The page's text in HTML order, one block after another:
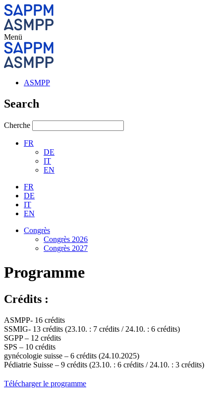
Menü
ASMPP
Search
Cherche
FR
DE
IT
EN
FR
DE
IT
EN
Congrès
Congrès 2026
Congrès 2027
Programme
Crédits :
ASMPP- 16 crédits
SSMIG- 13 crédits (23.10. : 7 crédits / 24.10. : 6 crédits)
SGPP – 12 crédits
SPS – 10 crédits
gynécologie suisse – 6 crédits (24.10.2025)
Pédiatrie Suisse – 9 crédits (23.10. : 6 crédits / 24.10. : 3 crédits)
Télécharger le programme